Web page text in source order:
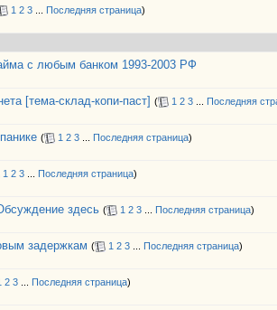
1 2 3 Последняя страница)
с любым банком 1993-2003 РФ
[тема-склад-копи-паст] ( 1 2 3 Последняя
( 1 2 3 Последняя страница)
1 2 3 Последняя страница)
здесь ( 1 2 3 Последняя страница)
задержкам ( 1 2 3 Последняя страница)
2 3 Последняя страница)